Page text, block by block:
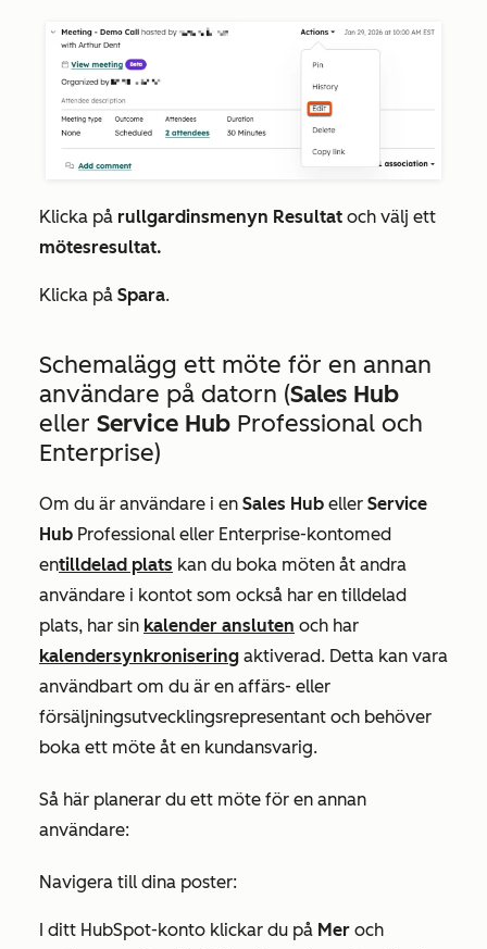
Klicka på rullgardinsmenyn Resultat och välj ett
mötesresultat.
Klicka på Spara.
Schemalägg ett möte för en annan
användare på datorn (Sales Hub
eller Service Hub Professional och
Enterprise)
Om du är användare i en Sales Hub eller Service
Hub Professional eller Enterprise-kontomed
entilldelad plats kan du boka möten åt andra
användare i kontot som också har en tilldelad
plats, har sin kalender ansluten och har
kalendersynkronisering aktiverad. Detta kan vara
användbart om du är en affärs- eller
försäljningsutvecklingsrepresentant och behöver
boka ett möte åt en kundansvarig.
Så här planerar du ett möte för en annan
användare:
Navigera till dina poster:
I ditt HubSpot-konto klickar du på Mer och